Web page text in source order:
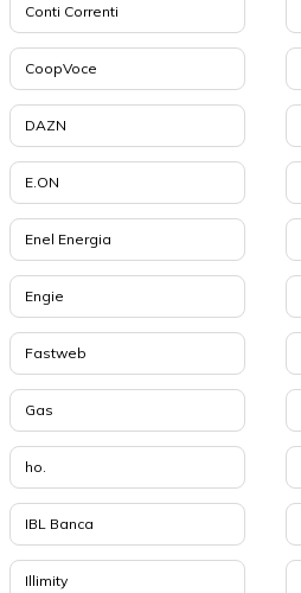
Conti Correnti
CoopVoce
DAZN
E.ON
Enel Energia
Engie
Fastweb
Gas
ho.
IBL Banca
Illimity